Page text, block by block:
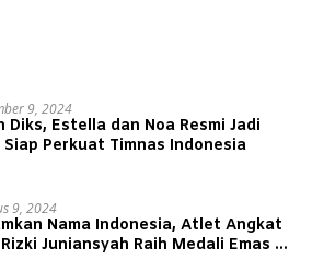
9, 2024
Diks, Estella dan Noa Resmi Jadi
Siap Perkuat Timnas Indonesia
9, 2024
Nama Indonesia, Atlet Angkat
Juniansyah Raih Medali Emas di